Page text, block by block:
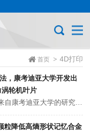
首页 > 4D打印
，康考迪亚大学开发出
轮机叶片
粒降低高熵形状记忆合金